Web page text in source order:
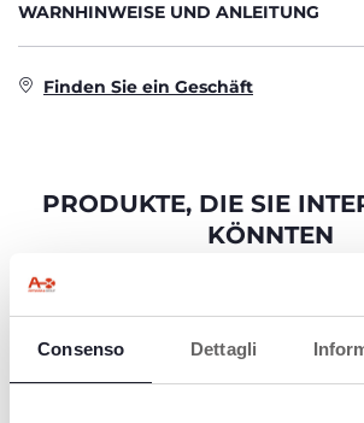
Consenso Dettagli
WARNHINWEISE UND ANLEITUNG
Finden Sie ein Geschäft
PRODUKTE, DIE SIE
KÖNNTEN